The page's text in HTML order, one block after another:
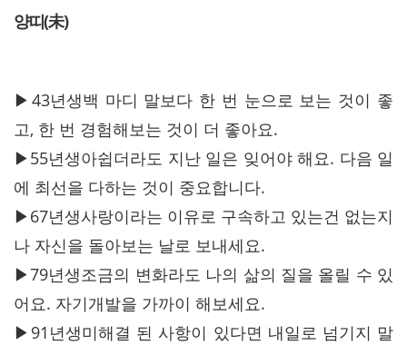
양띠(未)
▶43년생백 마디 말보다 한 번 눈으로 보는 것이 좋
고, 한 번 경험해보는 것이 더 좋아요.
▶55년생아쉽더라도 지난 일은 잊어야 해요. 다음 일
에 최선을 다하는 것이 중요합니다.
▶67년생사랑이라는 이유로 구속하고 있는건 없는지
나 자신을 돌아보는 날로 보내세요.
▶79년생조금의 변화라도 나의 삶의 질을 올릴 수 있
어요. 자기개발을 가까이 해보세요.
▶91년생미해결 된 사항이 있다면 내일로 넘기지 말